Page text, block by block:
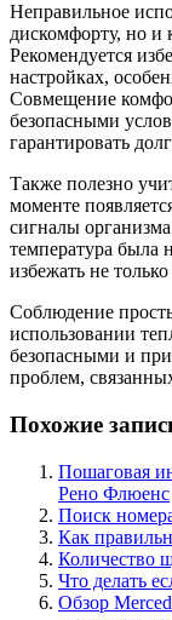
Неправильное
дискомфорту, но и
Рекомендуется
настройках,
Совмещение
безопасными
гарантировать
Также полезно
моменте
сигналы
температура была
избежать не
Соблюдение
использовании
безопасными и
проблем,
Похожие
Пошаговая
Рено Флюенс
Поиск
Как
Количество
Что делать
Обзор